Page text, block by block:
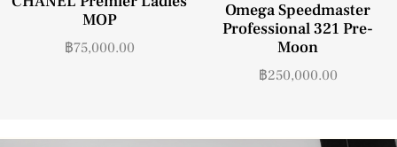
MOP
฿75,000.00
Omega Speedmaster
Professional 321 Pre-
Moon
฿250,000.00